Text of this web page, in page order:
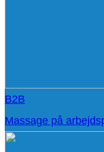
B2B
Massage på